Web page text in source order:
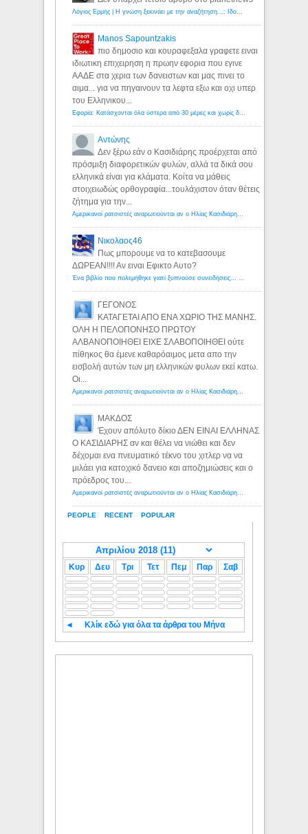
PEOPLE RECENT POPULAR
Manos Sapountzakis
πιο δημοσιο και κουραφεξαλα γραφετε ειναι
ιδιωτικη επιχειρηση η πρωην εφορια που εγινε
ΑΑΔΕ στα χερια των δανειστων και μας πινει το
αιμα... για να πηγαινουν τα λεφτα εξω και οχι υπερ
του Ελληνικου...
Αντώνης
Δεν ξέρω εάν ο Κασιδιάρης προέρχεται από
πρόσμιξη διαφορετικών φυλών, αλλά τα δικά σου
ελληνικά είναι για κλάματα. Κοίτα να μάθεις
στοιχειωδώς ορθογραφία...τουλάχιστον όταν θέτεις
ζήτημα για την...
Νικολαος46
Πως μπορουμε να το κατεβασουμε
ΔΩΡΕΑΝ!!!! Αν ειναι Εφικτο Αυτο?
ΓΕΓΟΝΟΣ
ΚΑΤΑΓΕΤΑΙ ΑΠΟ ΕΝΑ ΧΩΡΙΟ ΤΗΣ ΜΑΝΗΣ.
ΟΛΗ Η ΠΕΛΟΠΟΝΗΣΟ ΠΡΩΤΟΥ
ΑΛΒΑΝΟΠΟΙΗΘΕΙ ΕΙΧΕ ΣΛΑΒΟΠΟΙΗΘΕΙ ούτε
πίθηκος θα έμενε καθαρόαιμος μετα απο την
εισβολή αυτών των μη ελληνικών φυλων εκεί κατω.
Οι...
ΜΑΚΔΟΣ
Έχουν απόλυτο δίκιο ΔΕΝ ΕΙΝΑΙ ΕΛΛΗΝΑΣ
Ο ΚΑΣΙΔΙΑΡΗΣ αν και θέλει να νιώθει και δεν
δέχομαι ενα πνευματικό τέκνο του χιτλερ να να
μιλάει για κατοχικό δανειο και αποζημιώσεις και ο
πρόεδρος του...
Κυρ Δευ Τρι Τετ Πεμ Παρ Σαβ
◄ Κλίκ εδώ για όλα τα άρθρα του Μήνα